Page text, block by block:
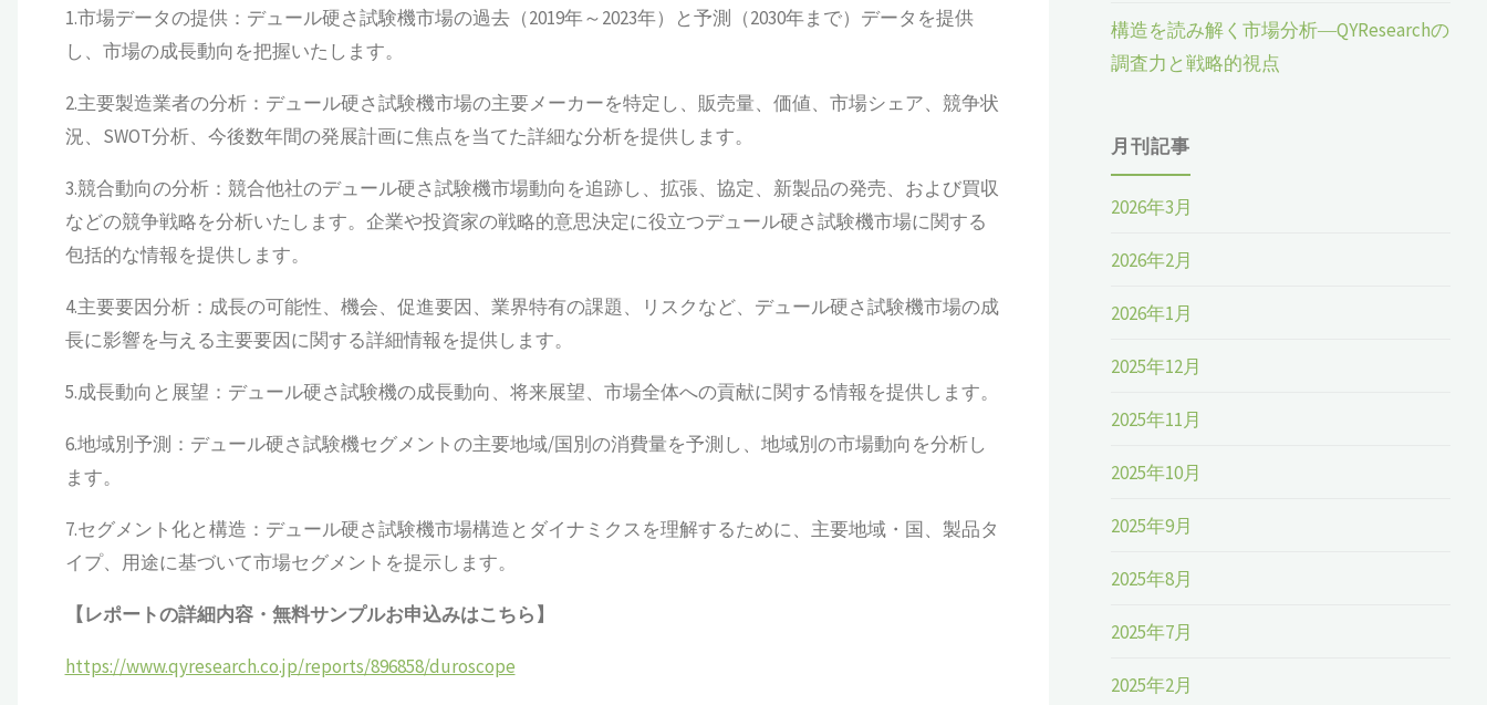
1.市場データの提供：デュール硬さ試験機市場の過去（2019年～2023年）と予測（2030年まで）データを提供
し、市場の成長動向を把握いたします。
2.主要製造業者の分析：デュール硬さ試験機市場の主要メーカーを特定し、販売量、価値、市場シェア、競争状
況、SWOT分析、今後数年間の発展計画に焦点を当てた詳細な分析を提供します。
3.競合動向の分析：競合他社のデュール硬さ試験機市場動向を追跡し、拡張、協定、新製品の発売、および買収
などの競争戦略を分析いたします。企業や投資家の戦略的意思決定に役立つデュール硬さ試験機市場に関する
包括的な情報を提供します。
4.主要要因分析：成長の可能性、機会、促進要因、業界特有の課題、リスクなど、デュール硬さ試験機市場の成
長に影響を与える主要要因に関する詳細情報を提供します。
5.成長動向と展望：デュール硬さ試験機の成長動向、将来展望、市場全体への貢献に関する情報を提供します。
6.地域別予測：デュール硬さ試験機セグメントの主要地域/国別の消費量を予測し、地域別の市場動向を分析し
ます。
7.セグメント化と構造：デュール硬さ試験機市場構造とダイナミクスを理解するために、主要地域・国、製品タ
イプ、用途に基づいて市場セグメントを提示します。
【レポートの詳細内容・無料サンプルお申込みはこちら】
https://www.qyresearch.co.jp/reports/896858/duroscope
構造を読み解く市場分析―QYResearchの
調査力と戦略的視点
月刊記事
2026年3月
2026年2月
2026年1月
2025年12月
2025年11月
2025年10月
2025年9月
2025年8月
2025年7月
2025年2月